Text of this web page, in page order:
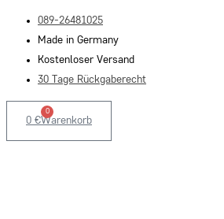
Inhalt
springen
089-26481025
Made in Germany
Kostenloser Versand
30 Tage Rückgaberecht
0 €
0
Warenkorb